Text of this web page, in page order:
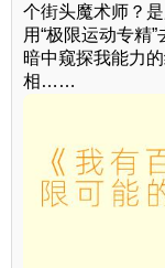
个街头魔术师？
用“极限运动专精
暗中窥探我能力
相……